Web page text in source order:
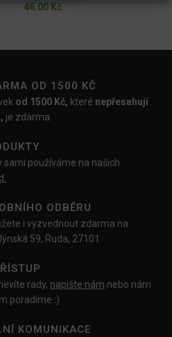
46.00 Kč
OD 1500 KČ
od 1500 Kč, které nepřesahují
je zdarma.
sami používáme na našich
ODBĚRU
i vyzvednout zdarma na
59, Ruda, 27101
rady, napište nám nebo nám
poradíme :)
KOMUNIKACE